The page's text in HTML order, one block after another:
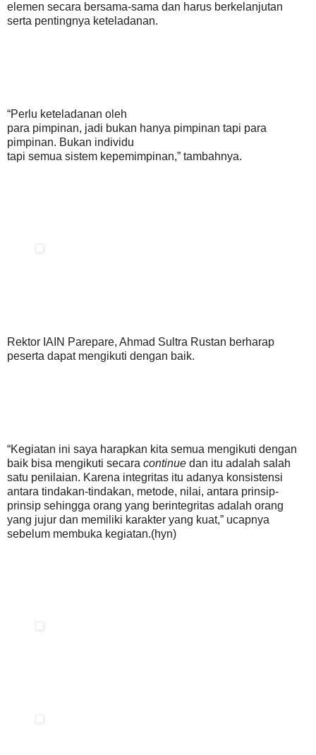
elemen secara bersama-sama dan harus berkelanjutan
serta pentingnya keteladanan.
“Perlu keteladanan oleh
para pimpinan, jadi bukan hanya pimpinan tapi para
pimpinan. Bukan individu
tapi semua sistem kepemimpinan,” tambahnya.
Rektor IAIN Parepare, Ahmad Sultra Rustan berharap
peserta dapat mengikuti dengan baik.
“Kegiatan ini saya harapkan kita semua mengikuti dengan
baik bisa mengikuti secara continue dan itu adalah salah
satu penilaian. Karena integritas itu adanya konsistensi
antara tindakan-tindakan, metode, nilai, antara prinsip-
prinsip sehingga orang yang berintegritas adalah orang
yang jujur dan memiliki karakter yang kuat,” ucapnya
sebelum membuka kegiatan.(hyn)